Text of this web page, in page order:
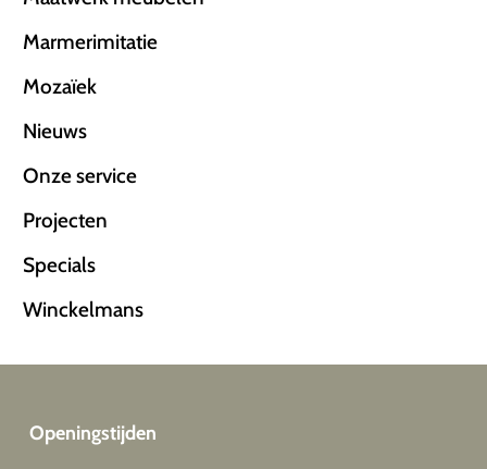
Marmerimitatie
Mozaïek
Nieuws
Onze service
Projecten
Specials
Winckelmans
Openingstijden